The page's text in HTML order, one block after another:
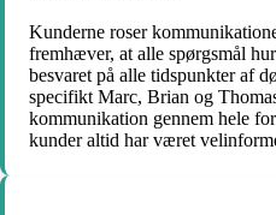
Kunderne roser
fremhæver, at alle spørgsmål
besvaret på alle tidspunkter af
specifikt Marc, Brian og
kommunikation gennem hele
kunder altid har været